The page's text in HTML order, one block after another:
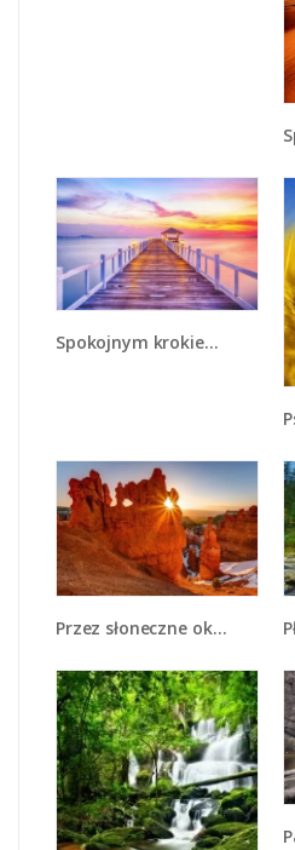
Spokojnym krokiem po moście - KN918
Przez słoneczne okulary - KN991